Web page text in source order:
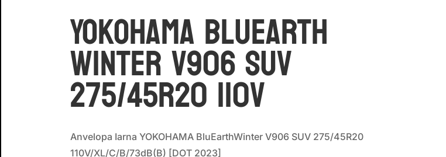
Yokohama BLUEARTH
WINTER V906 SUV
275/45R20 110V
Anvelopa Iarna YOKOHAMA BluEarthWinter V906 SUV 275/45R20
110V/XL/C/B/73dB(B) [DOT 2023]